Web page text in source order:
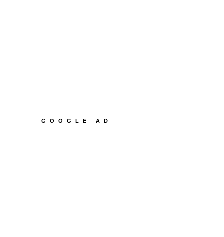
GOOGLE AD